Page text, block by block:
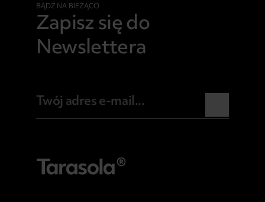
BĄDŹ NA BIEŻĄCO
Zapisz się do
Newslettera